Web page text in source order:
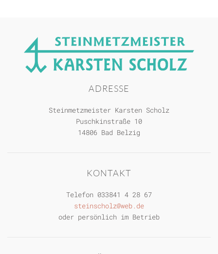
ADRESSE
Steinmetzmeister Karsten Scholz
Puschkinstraße 10
14806 Bad Belzig
KONTAKT
Telefon 033841 4 28 67
steinscholz@web.de
oder persönlich im Betrieb